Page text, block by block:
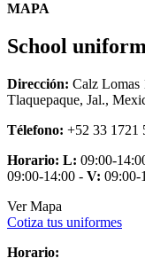
MAPA
School
Dirección: Calz Lomas
Tlaquepaque, Jal.,
Télefono: +52 33 1721
Horario: L: 09:00-
09:00-14:00 - V: 09:00-
Ver Mapa
Cotiza tus uniformes
Horario: